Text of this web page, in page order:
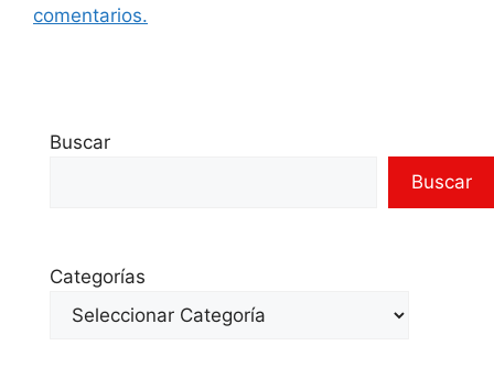
comentarios.
Buscar
Buscar
Categorías